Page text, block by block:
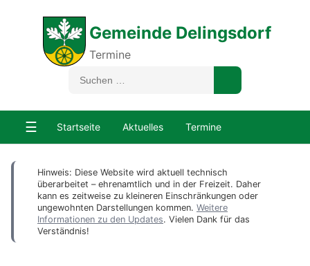
Gemeinde Delingsdorf
Termine
☰ Startseite Aktuelles Termine
Hinweis: Diese Website wird aktuell technisch
überarbeitet – ehrenamtlich und in der Freizeit. Daher
kann es zeitweise zu kleineren Einschränkungen oder
ungewohnten Darstellungen kommen. Weitere
Informationen zu den Updates. Vielen Dank für das
Verständnis!